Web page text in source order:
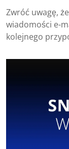
Zwróć uwagę,
wiadomości e-
kolejnego